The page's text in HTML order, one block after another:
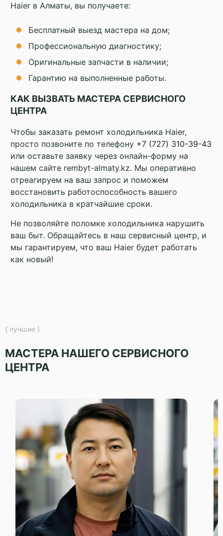
Haier в Алматы, вы получаете:
Бесплатный выезд мастера на дом;
Профессиональную диагностику;
Оригинальные запчасти в наличии;
Гарантию на выполненные работы.
КАК ВЫЗВАТЬ МАСТЕРА СЕРВИСНОГО
ЦЕНТРА
Чтобы заказать ремонт холодильника Haier,
просто позвоните по телефону +7 (727) 310-39-43
или оставьте заявку через онлайн-форму на
нашем сайте rembyt-almaty.kz. Мы оперативно
отреагируем на ваш запрос и поможем
восстановить работоспособность вашего
холодильника в кратчайшие сроки.
Не позволяйте поломке холодильника нарушить
ваш быт. Обращайтесь в наш сервисный центр, и
мы гарантируем, что ваш Haier будет работать
как новый!
{ лучшие }
МАСТЕРА НАШЕГО СЕРВИСНОГО
ЦЕНТРА